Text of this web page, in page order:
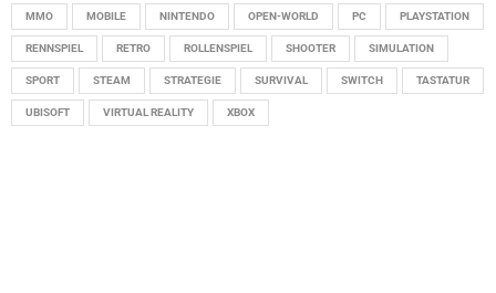
MMO MOBILE NINTENDO OPEN-WORLD PC PLAYSTATION
RENNSPIEL RETRO ROLLENSPIEL SHOOTER SIMULATION
SPORT STEAM STRATEGIE SURVIVAL SWITCH TASTATUR
UBISOFT VIRTUAL REALITY XBOX